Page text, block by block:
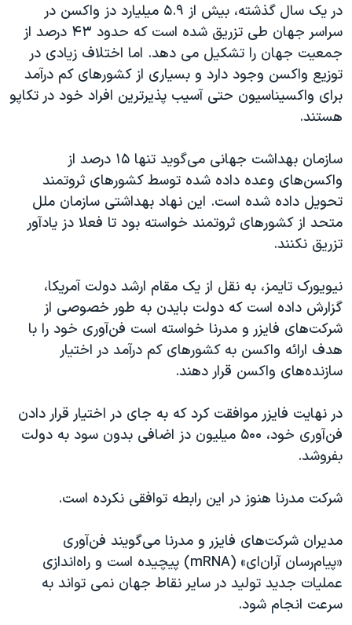
در یک سال گذشته، بیش از ۵.۹ میلیارد دز واکسن در
سراسر جهان طی تزریق شده است که حدود ۴۳ درصد از
جمعیت جهان را تشکیل می دهد. اما اختلاف زیادی در
توزیع واکسن وجود دارد و بسیاری از کشورهای کم درآمد
برای واکسیناسیون حتی آسیب پذیرترین افراد خود در تکاپو
هستند.
سازمان بهداشت جهانی می‌گوید تنها ۱۵ درصد از
واکسن‌های وعده داده شده توسط کشورهای ثروتمند
تحویل داده شده است. این نهاد بهداشتی سازمان ملل
متحد از کشورهای ثروتمند خواسته بود تا فعلا دز یادآور
تزریق نکنند.
نیویورک تایمز، به نقل از یک مقام ارشد دولت آمریکا،
گزارش داده است که دولت بایدن به طور خصوصی از
شرکت‌های فایزر و مدرنا خواسته است فن‌آوری خود را با
هدف ارائه واکسن به کشورهای کم درآمد در اختیار
سازنده‌های واکسن قرار دهند.
در نهایت فایزر موافقت کرد که به جای در اختیار قرار دادن
فن‌آوری خود، ۵۰۰ میلیون دز اضافی بدون سود به دولت
بفروشد.
شرکت مدرنا هنوز در این رابطه توافقی نکرده است.
مدیران شرکت‌های فایزر و مدرنا می‌گویند فن‌آوری
«پیام‌رسان آر‌ان‌ای» (mRNA) پیچیده است و راه‌اندازی
عملیات جدید تولید در سایر نقاط جهان نمی تواند به
سرعت انجام شود.